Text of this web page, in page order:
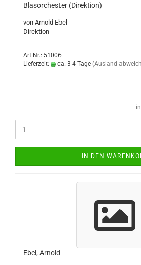
Blasorchester (Direktion)
von Arnold Ebel
Direktion
Art.Nr.: 51006
Lieferzeit:
ca. 3-4 Tage (Ausland
IN DEN
Ebel, Arnold